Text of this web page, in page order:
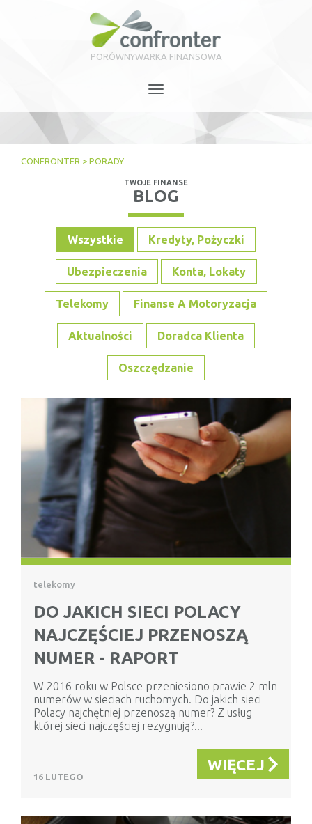
PORÓWNYWARKA FINANSOWA
navigation
CONFRONTER > PORADY
TWOJE FINANSE
BLOG
Wszystkie Kredyty, Pożyczki
Ubezpieczenia Konta, Lokaty
Telekomy Finanse A Motoryzacja
Aktualności Doradca Klienta
Oszczędzanie
telekomy
DO JAKICH SIECI POLACY
NAJCZĘŚCIEJ PRZENOSZĄ
NUMER - RAPORT
W 2016 roku w Polsce przeniesiono prawie 2 mln
numerów w sieciach ruchomych. Do jakich sieci
Polacy najchętniej przenoszą numer? Z usług
której sieci najczęściej rezygnują?...
16 LUTEGO
WIĘCEJ